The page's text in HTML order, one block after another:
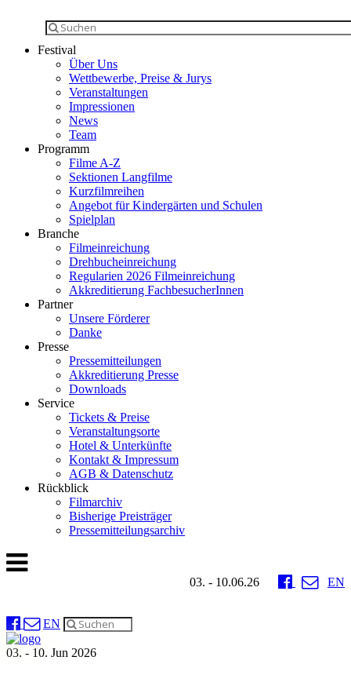
Festival
Über Uns
Wettbewerbe, Preise & Jurys
Veranstaltungen
Impressionen
News
Team
Programm
Filme A-Z
Sektionen Langfilme
Kurzfilmreihen
Angebot für Kindergärten und Schulen
Spielplan
Branche
Filmeinreichung
Drehbucheinreichung
Regularien 2026 Filmeinreichung
Akkreditierung FachbesucherInnen
Partner
Unsere Förderer
Danke
Presse
Pressemitteilungen
Akkreditierung Presse
Downloads
Service
Tickets & Preise
Veranstaltungsorte
Hotel & Unterkünfte
Kontakt & Impressum
AGB & Datenschutz
Rückblick
Filmarchiv
Bisherige Preisträger
Pressemitteilungsarchiv
03. - 10.06.26 EN
EN
03. - 10. Jun 2026